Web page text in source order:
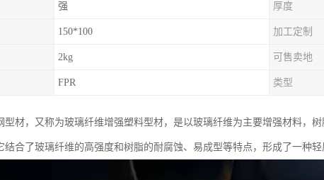
强 厚度
150*100 加工定制
2kg 可售卖地
FPR 类型
型材，又称为玻璃纤维增强塑料型材，是以玻璃纤维为主要增强材料，
结合了玻璃纤维的高强度和树脂的耐腐蚀、易成型等特点，形成了一种轻